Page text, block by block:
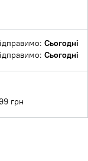
Сьогодні
Сьогодні
грн